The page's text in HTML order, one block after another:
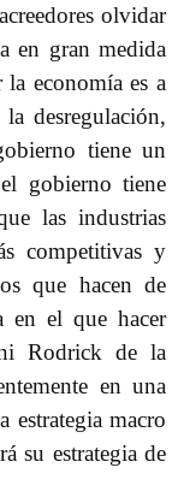
olvidar
en gran medida
economía es a
desregulación,
tiene un
gobierno tiene
las industrias
competitivas y
que hacen de
en el que hacer
Rodrick de la
en una
estrategia macro
su estrategia de